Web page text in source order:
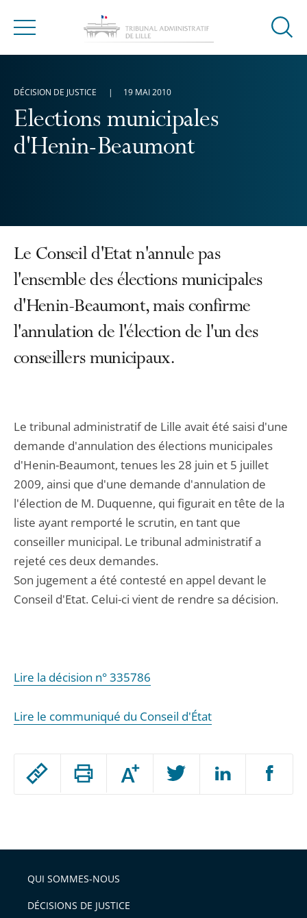
Menu
Ouvrir
Elections municipales
d'Henin-Beaumont
DÉCISION DE JUSTICE 19 MAI 2010
Passer
arriver
après
Augmenter
ou
l'article
pour
Le Conseil d'Etat n'annule pas
l'ensemble des élections municipales
d'Henin-Beaumont, mais confirme
l'annulation de l'élection de l'un des
conseillers municipaux.
Le tribunal administratif de Lille avait été saisi d'une
demande d'annulation des élections municipales
d'Henin-Beaumont, tenues les 28 juin et 5 juillet
2009, ainsi que d'une demande d'annulation de
l'élection de M. Duquenne, qui figurait en tête de la
liste ayant remporté le scrutin, en tant que
conseiller municipal. Le tribunal administratif a
rejeté ces deux demandes.
Son jugement a été contesté en appel devant le
Conseil d'Etat. Celui-ci vient de rendre sa décision.
Lire la décision n° 335786
Lire le communiqué du Conseil d'État
QUI SOMMES-NOUS
DÉCISIONS DE JUSTICE